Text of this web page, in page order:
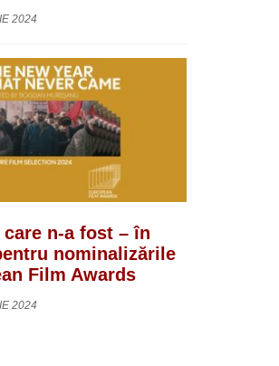
2024
n-a fost – în
nominalizările
Film Awards
2024